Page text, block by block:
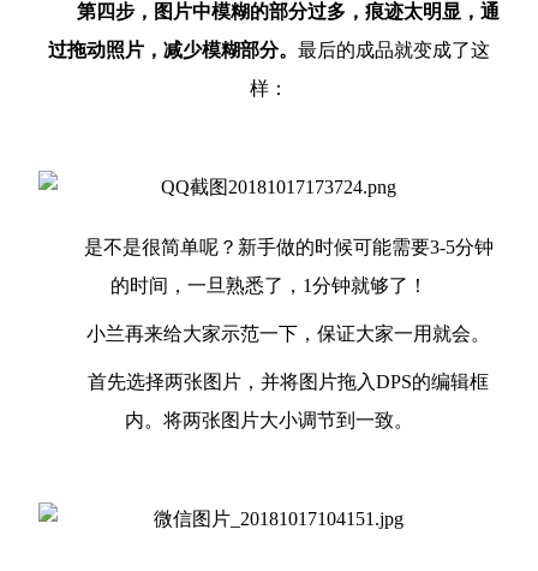
第四步，图片中模糊的部分过多，痕迹太明显，通
过拖动照片，减少模糊部分。 最后的成品就变成了这
样：
是不是很简单呢？新手做的时候可能需要3-5分钟
的时间，一旦熟悉了，1分钟就够了！
小兰再来给大家示范一下，保证大家一用就会。
首先选择两张图片，并将图片拖入DPS的编辑框
内。将两张图片大小调节到一致。